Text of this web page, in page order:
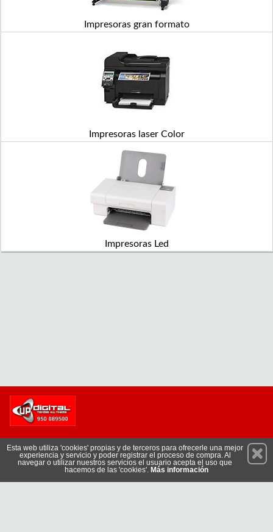
Impresoras gran formato
Impresoras laser Color
Impresoras Led
Suscríbete
Esta web utiliza 'cookies' propias y de terceros para ofrecerle una mejor
experiencia y servicio y poder registrar el proceso de compra. Al
navegar o utilizar nuestros servicios el usuario acepta el uso que
hacemos de las 'cookies'. Más información